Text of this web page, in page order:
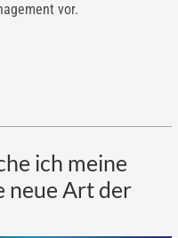
vor.
ich meine
neue Art der